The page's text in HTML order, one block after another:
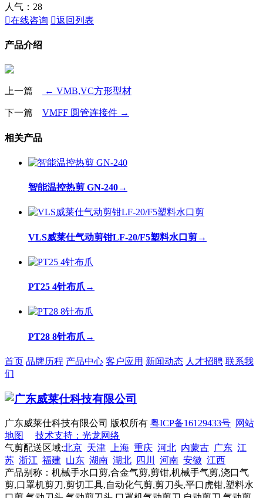
人气： 28
在线咨询 返回列表
产品介绍
上一篇 ← VMB,VC方形型材
下一篇 VMFF 圆管连接件 →
相关产品
智能温控热剪 GN-240→
VLS威莱仕气动剪钳LF-20/F5塑料水口剪→
PT25 4针布爪 →
PT28 8针布爪 →
首页 品牌历程 产品中心 客户应用 新闻动态 人才招聘 联系我
们
广东威莱仕科技有限公司 版权所有 粤ICP备16129433号 网站
地图
技术支持：光龙网络
气剪配送区域:北京 天津 上海 重庆 河北 内蒙古 广东 江
苏 浙江 福建 山东 湖南 湖北 四川 河南 安徽 江西
产品别称：机械手水口剪,合金气剪,剪钳,机械手气剪,浇口气
剪,口罩机剪刀,剪切工具,自动化气剪,剪刀头,平口虎钳,塑料水